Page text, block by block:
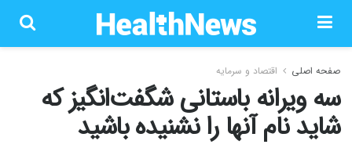
صفحه اصلی اقتصاد و سرمایه
سه ویرانه باستانی شگفت‌انگیز که
شاید نام آنها را نشنیده باشید